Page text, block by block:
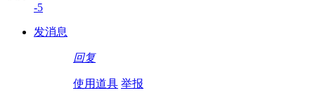
-5
发消息
回复
使用道具 举报